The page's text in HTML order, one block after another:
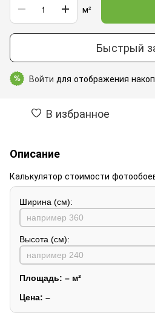
м²
Быстрый
% Войти для отображения
В избранное
Описание
Калькулятор стоимости
Ширина (см):
Высота (см):
Площадь: – м²
Цена: –